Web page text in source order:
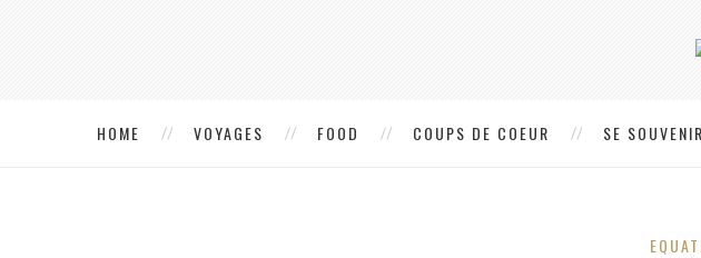
HOME VOYAGES FOOD COUPS DE COEUR SE SOUVENIR